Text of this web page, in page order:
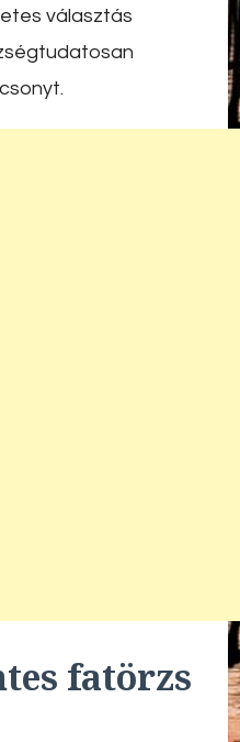
választás
fatörzs